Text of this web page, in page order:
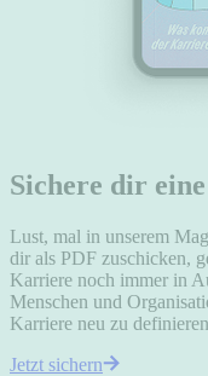
Sichere dir
Lust, mal in unserem
dir als PDF zuschicken,
Karriere noch immer in
Menschen und
Karriere neu zu
Jetzt sichern